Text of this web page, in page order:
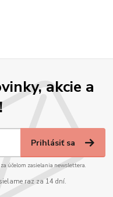
akcie a
Prihlásiť sa
za účelom zasielania newslettera.
raz za 14 dní.